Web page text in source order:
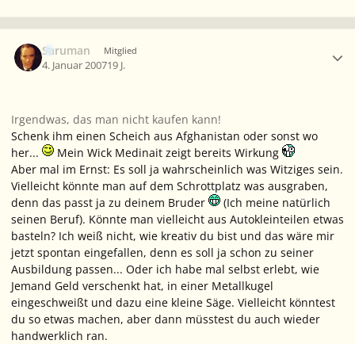
Saruman Mitglied
4. Januar 200719 J.
Irgendwas, das man nicht kaufen kann!
Schenk ihm einen Scheich aus Afghanistan oder sonst wo
her...
Mein Wick Medinait zeigt bereits Wirkung
Aber mal im Ernst: Es soll ja wahrscheinlich was Witziges sein.
Vielleicht könnte man auf dem Schrottplatz was ausgraben,
denn das passt ja zu deinem Bruder
(Ich meine natürlich
seinen Beruf). Könnte man vielleicht aus Autokleinteilen etwas
basteln? Ich weiß nicht, wie kreativ du bist und das wäre mir
jetzt spontan eingefallen, denn es soll ja schon zu seiner
Ausbildung passen... Oder ich habe mal selbst erlebt, wie
Jemand Geld verschenkt hat, in einer Metallkugel
eingeschweißt und dazu eine kleine Säge. Vielleicht könntest
du so etwas machen, aber dann müsstest du auch wieder
handwerklich ran.